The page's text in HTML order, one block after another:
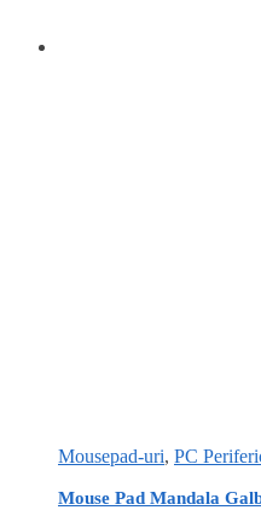
Mousepad-uri, PC
Mouse Pad Mandala